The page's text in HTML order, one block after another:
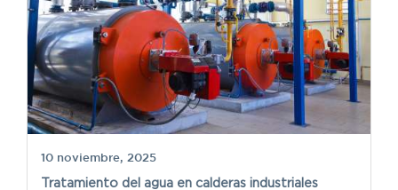
10 noviembre, 2025
Tratamiento del agua en calderas industriales